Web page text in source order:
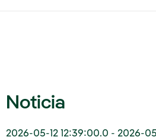
Noticia
2026-05-12 12:39:00.0 - 2026-